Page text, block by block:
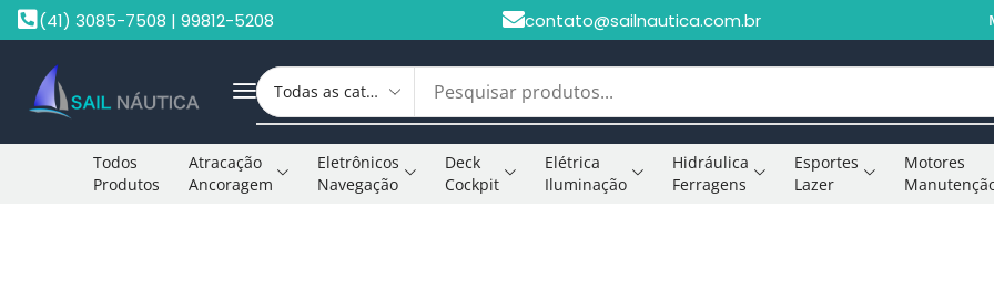
(41) 3085-7508 | 99812-5208 contato@sailnautica.com.br
Todos
Produtos
Atracação
Ancoragem
Eletrônicos
Navegação
Deck
Cockpit
Elétrica
Iluminação
Hidráulica
Ferragens
Esportes
Lazer
Motores